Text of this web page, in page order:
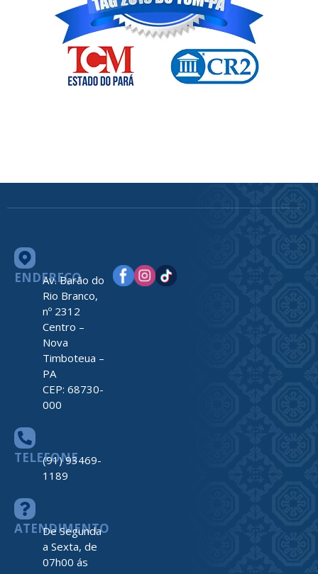
ENDEREÇO
Av. Barão do
Rio Branco,
nº 2312
Centro –
Nova
Timboteua –
PA
CEP: 68730-
000
TELEFONE
(91) 93469-
1189
ATENDIMENTO
De Segunda
a Sexta, de
07h00 ás